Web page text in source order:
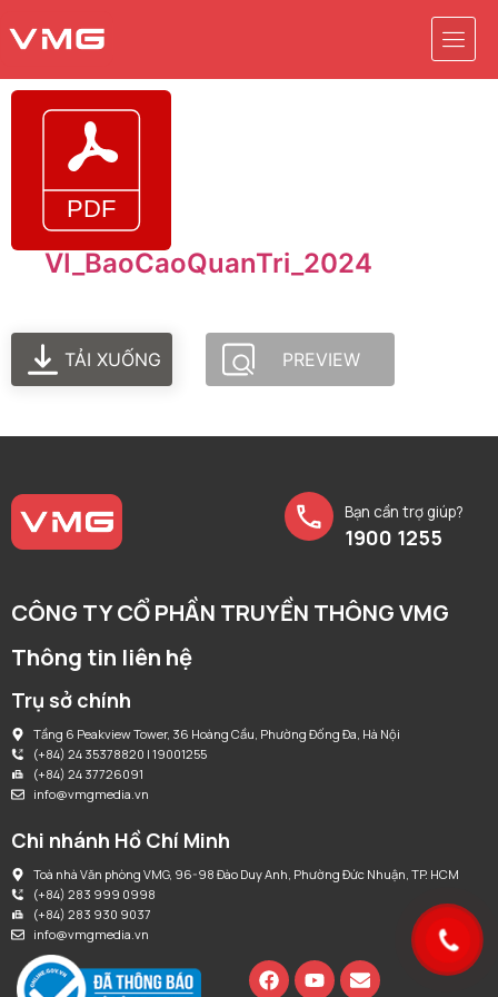
VI_BaoCaoQuanTri_2024
TẢI XUỐNG PREVIEW
Bạn cần trợ giúp?
1900 1255
CÔNG TY CỔ PHẦN TRUYỀN THÔNG VMG
Thông tin liên hệ
Trụ sở chính
Tầng 6 Peakview Tower, 36 Hoàng Cầu, Phường Đống Đa, Hà Nội
(+84) 24 35378820 | 19001255
(+84) 24 37726091
info@vmgmedia.vn
Chi nhánh Hồ Chí Minh
Toà nhà Văn phòng VMG, 96-98 Đào Duy Anh, Phường Đức Nhuận, TP. HCM
(+84) 283 999 0998
(+84) 283 930 9037
info@vmgmedia.vn